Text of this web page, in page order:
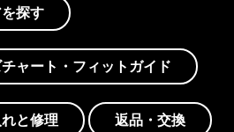
探す
ャート・フィットガイド
と修理 返品・交換